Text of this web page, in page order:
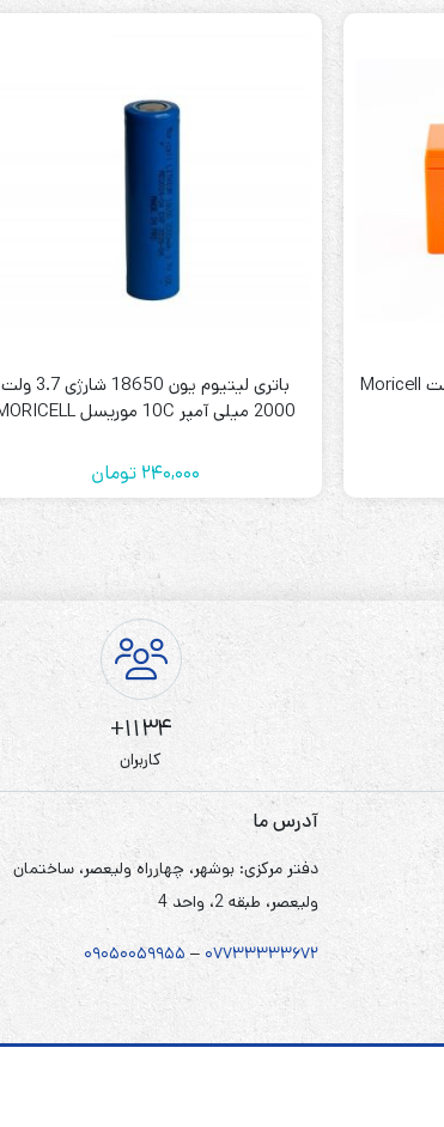
باتری لیتیوم یون 18650 شارژی 3.7 ولت
2000 میلی آمپر 10C موریسل MORICELL
240,000 تومان
1134+
کاربران
آدرس ما
دفتر مرکزی: بوشهر، چهارراه ولیعصر، ساختمان
ولیعصر، طبقه 2، واحد 4
۰۷۷۳۳۳۳۳۶۷۲ – ۰۹۰۵۰۰۵۹۹۵۵